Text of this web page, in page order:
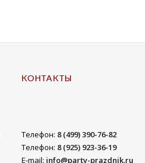
КОНТАКТЫ
Телефон: 8 (499) 390-76-82
Телефон: 8 (925) 923-36-19
E-mail: info@party-prazdnik.ru